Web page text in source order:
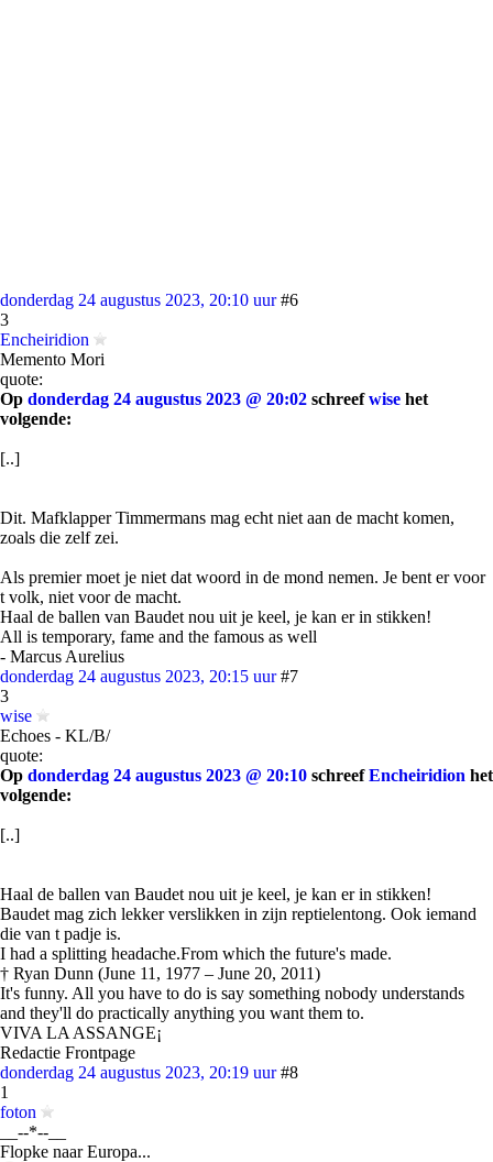
donderdag 24 augustus 2023, 20:10 uur #6
3
Encheiridion
Memento Mori
quote:
Op donderdag 24 augustus 2023 @ 20:02 schreefwise het
volgende:
[..]
Dit. Mafklapper Timmermans mag echt niet aan de macht komen,
zoals die zelf zei.
Als premier moet je niet dat woord in de mond nemen. Je bent er voor
t volk, niet voor de macht.
Haal de ballen van Baudet nou uit je keel, je kan er in stikken!
All is temporary, fame and the famous as well
- Marcus Aurelius
donderdag 24 augustus 2023, 20:15 uur #7
3
wise
Echoes - KL/B/
quote:
Op donderdag 24 augustus 2023 @ 20:10 schreefEncheiridion het
volgende:
[..]
Haal de ballen van Baudet nou uit je keel, je kan er in stikken!
Baudet mag zich lekker verslikken in zijn reptielentong. Ook iemand
die van t padje is.
I had a splitting headache.From which the future's made.
† Ryan Dunn (June 11, 1977 – June 20, 2011)
It's funny. All you have to do is say something nobody understands
and they'll do practically anything you want them to.
VIVA LA ASSANGE¡
Redactie Frontpage
donderdag 24 augustus 2023, 20:19 uur #8
1
foton
__--*--__
Flopke naar Europa...